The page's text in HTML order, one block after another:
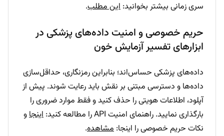
سری زمانی بیشتر بخوانید: این مطلب.
حریم خصوصی و امنیت داده‌های پزشکی در
ابزارهای تفسیر آزمایش خون
داده‌های پزشکی حساس‌اند؛ بنابراین رمزنگاری، حداقل‌سازی
داده‌ها و دسترسی مبتنی بر نقش باید رعایت شوند. پیش از
آپلود، اطلاعات هویتی را حذف کنید و فقط موارد ضروری را
بارگذاری نمایید. راهنمای امنیت API را مطالعه کنید:
اینجاو
نکات حریم خصوصی را اینجا: مشاهده.